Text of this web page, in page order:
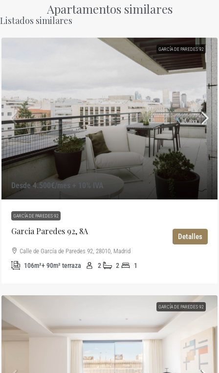
Apartamentos similares
Listados similares
GARCÍA DE PAREDES 92
Desde 4.500€/mes + 10% IVA
GARCÍA DE PAREDES 92
Garcia Paredes 92, 8A
Calle de García de Paredes 92, 28010, Madrid
1
2
2
106m²+ 90m² terraza
Detalles
GARCÍA DE PAREDES 92